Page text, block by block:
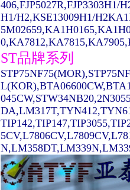
406,FJP5027R,FJP3303H1/
H1/H2,KSE13009H1/
ST品牌系列